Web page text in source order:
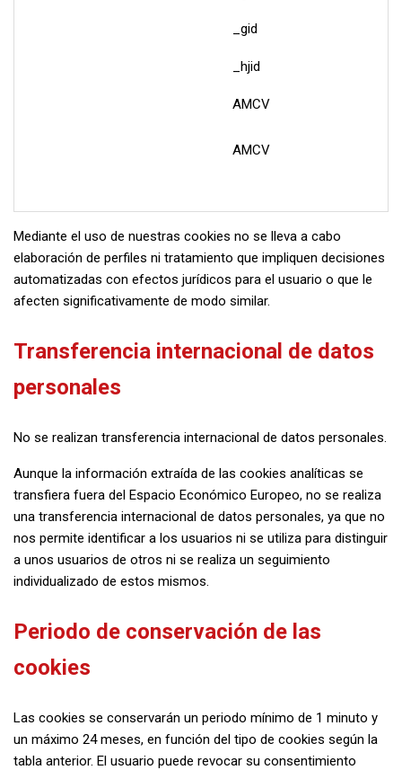
_gid
_hjid
AMCV
AMCV
Mediante el uso de nuestras cookies no se lleva a cabo
elaboración de perfiles ni tratamiento que impliquen decisiones
automatizadas con efectos jurídicos para el usuario o que le
afecten significativamente de modo similar.
Transferencia internacional de datos
personales
No se realizan transferencia internacional de datos personales.
Aunque la información extraída de las cookies analíticas se
transfiera fuera del Espacio Económico Europeo, no se realiza
una transferencia internacional de datos personales, ya que no
nos permite identificar a los usuarios ni se utiliza para distinguir
a unos usuarios de otros ni se realiza un seguimiento
individualizado de estos mismos.
Periodo de conservación de las
cookies
Las cookies se conservarán un periodo mínimo de 1 minuto y
un máximo 24 meses, en función del tipo de cookies según la
tabla anterior. El usuario puede revocar su consentimiento